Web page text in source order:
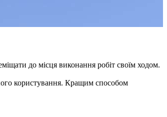
до місця виконання робіт своїм ходом.
користування. Кращим способом